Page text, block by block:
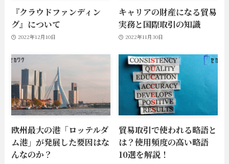
『クラウドファンディン
グ』について
2022年12月10日
キャリアの財産になる貿易
実務と国際取引の知識
2022年11月30日
欧州最大の港「ロッテルダ
ム港」が発展した要因はな
んなのか？
貿易取引で使われる略語と
は？使用頻度の高い略語
10選を解説！